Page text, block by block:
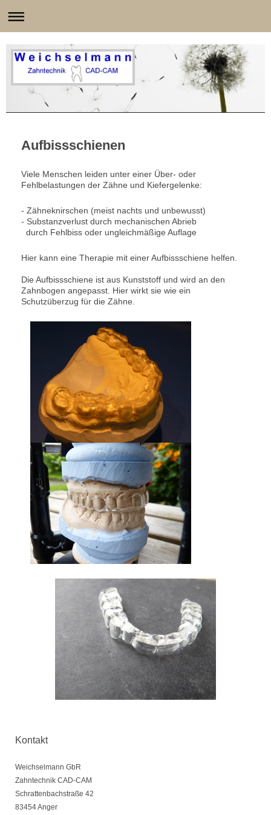
Aufbissschienen
Viele Menschen leiden unter einer Über- oder
Fehlbelastungen der Zähne und Kiefergelenke:
- Zähneknirschen (meist nachts und unbewusst)
- Substanzverlust durch mechanischen Abrieb
durch Fehlbiss oder ungleichmäßige Auflage
Hier kann eine Therapie mit einer Aufbissschiene helfen.
Die Aufbissschiene ist aus Kunststoff und wird an den
Zahnbogen angepasst. Hier wirkt sie wie ein
Schutzüberzug für die Zähne.
Kontakt
Weichselmann GbR
Zahntechnik CAD-CAM
Schrattenbachstraße 42
83454Anger